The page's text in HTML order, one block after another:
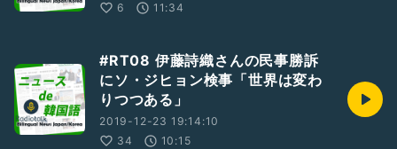
6
11:34
#RT08 伊藤詩織さんの民事勝訴
にソ・ジヒョン検事「世界は変わ
りつつある」
2019-12-23 19:14:10
34
10:15